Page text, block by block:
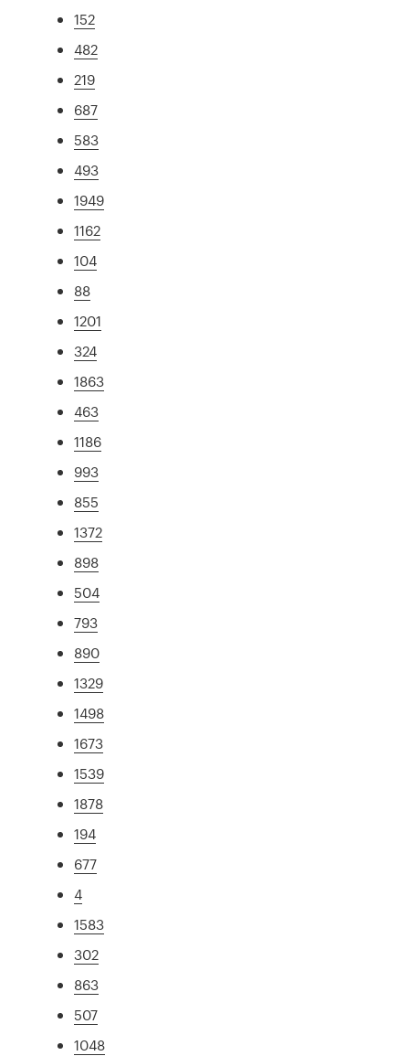
152
482
219
687
583
493
1949
1162
104
88
1201
324
1863
463
1186
993
855
1372
898
504
793
890
1329
1498
1673
1539
1878
194
677
4
1583
302
863
507
1048